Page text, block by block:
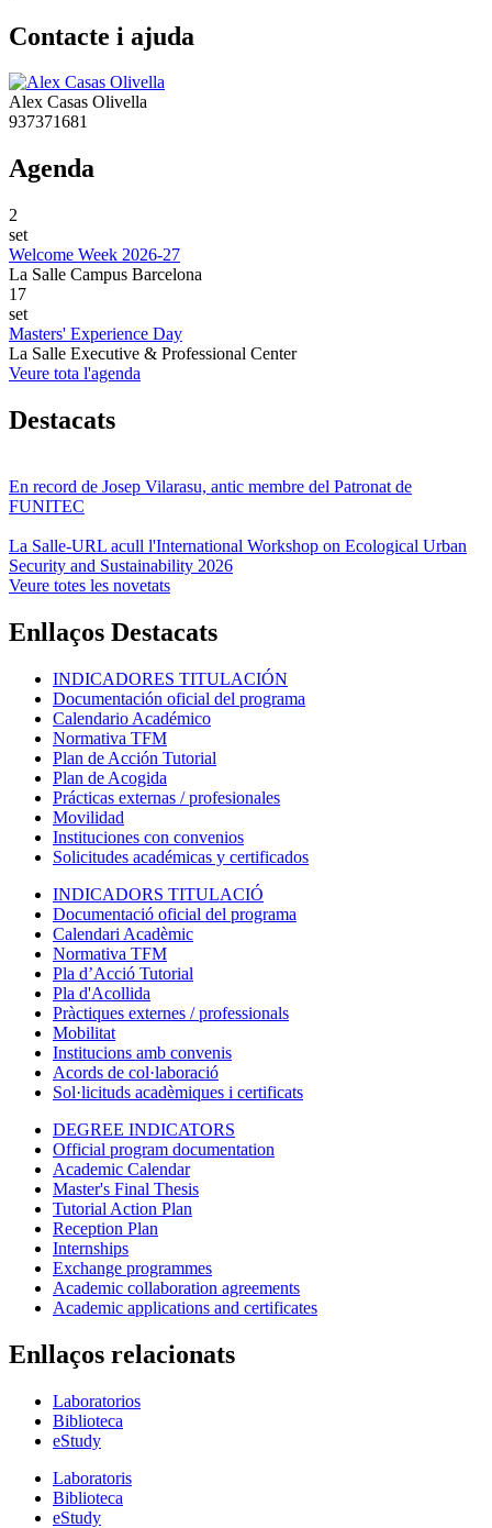
Contacte i ajuda
Alex Casas Olivella
937371681
Agenda
2
set
Welcome Week 2026-27
La Salle Campus Barcelona
17
set
Masters' Experience Day
La Salle Executive & Professional Center
Veure tota l'agenda
Destacats
En record de Josep Vilarasu, antic membre del Patronat de
FUNITEC
La Salle-URL acull l'International Workshop on Ecological Urban
Security and Sustainability 2026
Veure totes les novetats
Enllaços Destacats
INDICADORES TITULACIÓN
Documentación oficial del programa
Calendario Académico
Normativa TFM
Plan de Acción Tutorial
Plan de Acogida
Prácticas externas / profesionales
Movilidad
Instituciones con convenios
Solicitudes académicas y certificados
INDICADORS TITULACIÓ
Documentació oficial del programa
Calendari Acadèmic
Normativa TFM
Pla d’Acció Tutorial
Pla d'Acollida
Pràctiques externes / professionals
Mobilitat
Institucions amb convenis
Acords de col·laboració
Sol·licituds acadèmiques i certificats
DEGREE INDICATORS
Official program documentation
Academic Calendar
Master's Final Thesis
Tutorial Action Plan
Reception Plan
Internships
Exchange programmes
Academic collaboration agreements
Academic applications and certificates
Enllaços relacionats
Laboratorios
Biblioteca
eStudy
Laboratoris
Biblioteca
eStudy